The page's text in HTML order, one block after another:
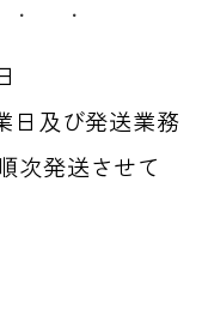
・ ・
日及び発送業務
次発送させて